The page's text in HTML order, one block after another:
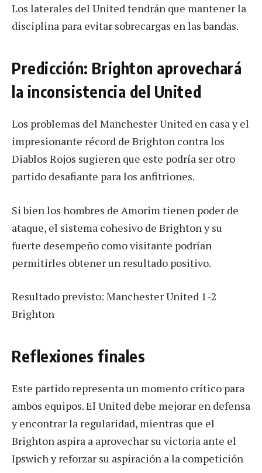
Los laterales del United tendrán que mantener la
disciplina para evitar sobrecargas en las bandas.
Predicción: Brighton aprovechará
la inconsistencia del United
Los problemas del Manchester United en casa y el
impresionante récord de Brighton contra los
Diablos Rojos sugieren que este podría ser otro
partido desafiante para los anfitriones.
Si bien los hombres de Amorim tienen poder de
ataque, el sistema cohesivo de Brighton y su
fuerte desempeño como visitante podrían
permitirles obtener un resultado positivo.
Resultado previsto: Manchester United 1-2
Brighton
Reflexiones finales
Este partido representa un momento crítico para
ambos equipos. El United debe mejorar en defensa
y encontrar la regularidad, mientras que el
Brighton aspira a aprovechar su victoria ante el
Ipswich y reforzar su aspiración a la competición